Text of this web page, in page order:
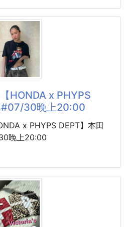
一種風格，一個包就能搭配
式長背帶，肩背、斜背自由
都非常
必備色
服
尺寸
～
HONDA x PHYPS
#07/30晚上20:00
x PHYPS DEPT】本田
晚上20:00
騎車車 T 來了～
頭感！
田小車車圖案